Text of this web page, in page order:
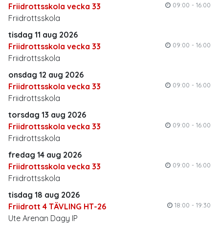
Friidrottsskola vecka 33
09:00 - 16:00
Friidrottsskola
tisdag 11 aug 2026
Friidrottsskola vecka 33
09:00 - 16:00
Friidrottsskola
onsdag 12 aug 2026
Friidrottsskola vecka 33
09:00 - 16:00
Friidrottsskola
torsdag 13 aug 2026
Friidrottsskola vecka 33
09:00 - 16:00
Friidrottsskola
fredag 14 aug 2026
Friidrottsskola vecka 33
09:00 - 16:00
Friidrottsskola
tisdag 18 aug 2026
Friidrott 4 TÄVLING HT-26
18:00 - 19:30
Ute Arenan Dagy IP